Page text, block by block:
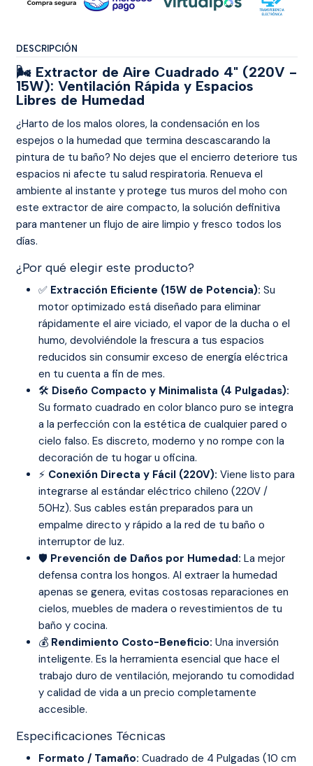
DESCRIPCIÓN
🌬️ Extractor de Aire Cuadrado 4" (220V -
15W): Ventilación Rápida y Espacios
Libres de Humedad
¿Harto de los malos olores, la condensación en los
espejos o la humedad que termina descascarando la
pintura de tu baño? No dejes que el encierro deteriore tus
espacios ni afecte tu salud respiratoria. Renueva el
ambiente al instante y protege tus muros del moho con
este extractor de aire compacto, la solución definitiva
para mantener un flujo de aire limpio y fresco todos los
días.
¿Por qué elegir este producto?
✅ Extracción Eficiente (15W de Potencia): Su
motor optimizado está diseñado para eliminar
rápidamente el aire viciado, el vapor de la ducha o el
humo, devolviéndole la frescura a tus espacios
reducidos sin consumir exceso de energía eléctrica
en tu cuenta a fin de mes.
🛠️ Diseño Compacto y Minimalista (4 Pulgadas):
Su formato cuadrado en color blanco puro se integra
a la perfección con la estética de cualquier pared o
cielo falso. Es discreto, moderno y no rompe con la
decoración de tu hogar u oficina.
⚡ Conexión Directa y Fácil (220V): Viene listo para
integrarse al estándar eléctrico chileno (220V /
50Hz). Sus cables están preparados para un
empalme directo y rápido a la red de tu baño o
interruptor de luz.
🛡️ Prevención de Daños por Humedad: La mejor
defensa contra los hongos. Al extraer la humedad
apenas se genera, evitas costosas reparaciones en
cielos, muebles de madera o revestimientos de tu
baño y cocina.
💰 Rendimiento Costo-Beneficio: Una inversión
inteligente. Es la herramienta esencial que hace el
trabajo duro de ventilación, mejorando tu comodidad
y calidad de vida a un precio completamente
accesible.
Especificaciones Técnicas
Formato / Tamaño: Cuadrado de 4 Pulgadas (10 cm